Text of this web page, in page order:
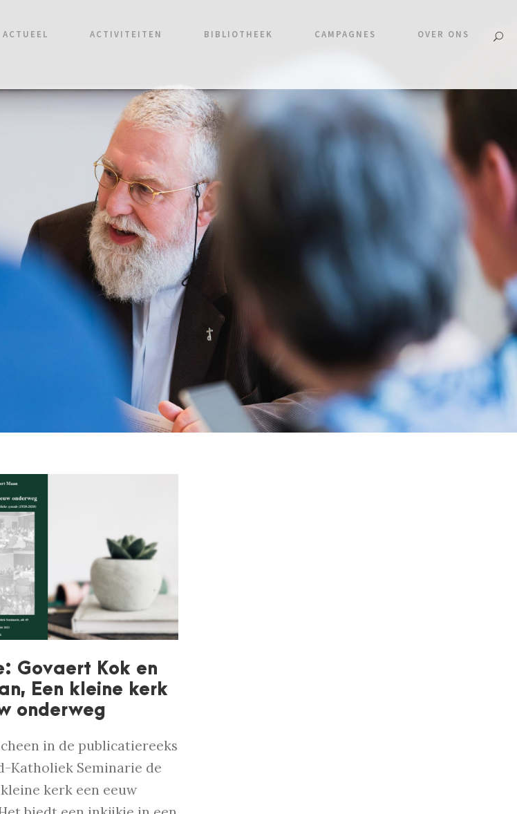
ACTUEEL ACTIVITEITEN BIBLIOTHEEK CAMPAGNES OVER ONS
Govaert Kok en
Een kleine kerk
onderweg
in de publicatiereeks
Katholiek Seminarie de
kleine kerk een eeuw